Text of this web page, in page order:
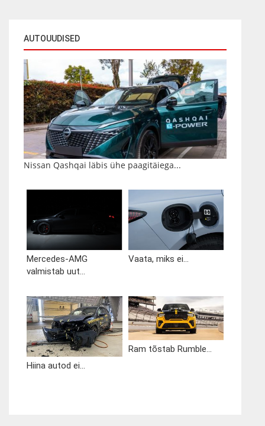
AUTOUUDISED
Nissan Qashqai läbis ühe paagitäiega...
Mercedes-AMG
valmistab uut...
Vaata, miks ei...
Hiina autod ei...
Ram tõstab Rumble...